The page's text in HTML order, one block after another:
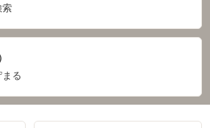
索
る